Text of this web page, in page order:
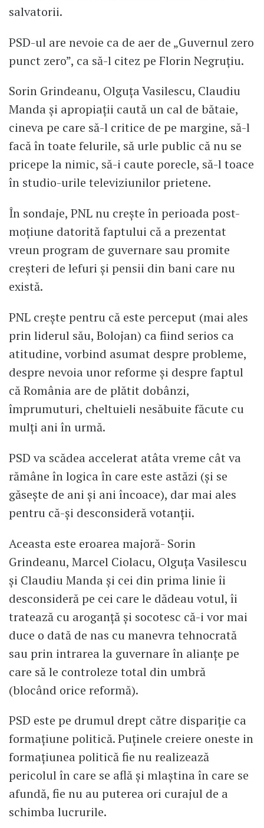
salvatorii.
PSD-ul are nevoie ca de aer de „Guvernul zero
punct zero”, ca să-l citez pe Florin Negruțiu.
Sorin Grindeanu, Olguța Vasilescu, Claudiu
Manda și apropiații caută un cal de bătaie,
cineva pe care să-l critice de pe margine, să-l
facă în toate felurile, să urle public că nu se
pricepe la nimic, să-i caute porecle, să-l toace
în studio-urile televiziunilor prietene.
În sondaje, PNL nu crește în perioada post-
moțiune datorită faptului că a prezentat
vreun program de guvernare sau promite
creșteri de lefuri și pensii din bani care nu
există.
PNL crește pentru că este perceput (mai ales
prin liderul său, Bolojan) ca fiind serios ca
atitudine, vorbind asumat despre probleme,
despre nevoia unor reforme și despre faptul
că România are de plătit dobânzi,
împrumuturi, cheltuieli nesăbuite făcute cu
mulți ani în urmă.
PSD va scădea accelerat atâta vreme cât va
rămâne în logica în care este astăzi (și se
găsește de ani și ani încoace), dar mai ales
pentru că-și desconsideră votanții.
Aceasta este eroarea majoră- Sorin
Grindeanu, Marcel Ciolacu, Olguța Vasilescu
și Claudiu Manda și cei din prima linie îi
desconsideră pe cei care le dădeau votul, îi
tratează cu aroganță și socotesc că-i vor mai
duce o dată de nas cu manevra tehnocrată
sau prin intrarea la guvernare în alianțe pe
care să le controleze total din umbră
(blocând orice reformă).
PSD este pe drumul drept către dispariție ca
formațiune politică. Puținele creiere oneste in
formațiunea politică fie nu realizează
pericolul în care se află și mlaștina în care se
afundă, fie nu au puterea ori curajul de a
schimba lucrurile.